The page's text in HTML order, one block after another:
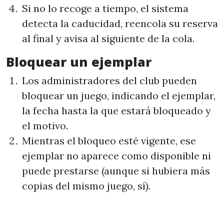
Si no lo recoge a tiempo, el sistema
detecta la caducidad, reencola su reserva
al final y avisa al siguiente de la cola.
Bloquear un ejemplar
Los administradores del club pueden
bloquear un juego, indicando el ejemplar,
la fecha hasta la que estará bloqueado y
el motivo.
Mientras el bloqueo esté vigente, ese
ejemplar no aparece como disponible ni
puede prestarse (aunque si hubiera más
copias del mismo juego, sí).